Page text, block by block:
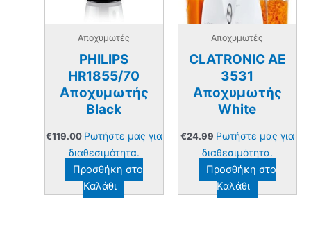
Αποχυμωτές
PHILIPS
HR1855/70
Αποχυμωτής
Black
€119.00 Ρωτήστε μας για
διαθεσιμότητα.
Προσθήκη στο
Καλάθι
Αποχυμωτές
CLATRONIC AE
3531
Αποχυμωτής
White
€24.99 Ρωτήστε μας για
διαθεσιμότητα.
Προσθήκη στο
Καλάθι